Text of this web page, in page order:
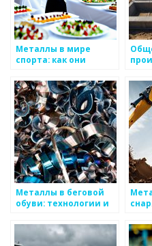
Металлы в мире
спорта: как они
Металлы в беговой
обуви: технологии и